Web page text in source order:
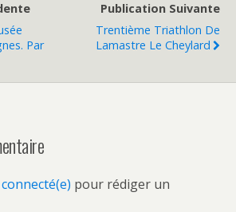
Par
Publication Suivante
Trentième Triathlon De
Lamastre Le Cheylard
pour rédiger un